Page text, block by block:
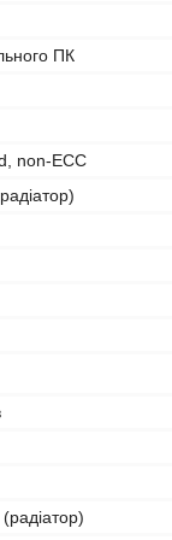
ПК
non-ECC